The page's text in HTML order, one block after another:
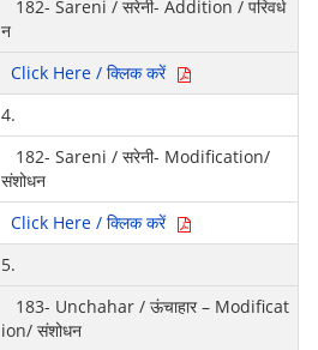
182- Sareni / सरेनी- Addition / परिवर्ध
न
Click Here / क्लिक करें
4.
182- Sareni / सरेनी- Modification/
संशोधन
Click Here / क्लिक करें
5.
183- Unchahar / ऊंचाहार – Modificat
ion/ संशोधन